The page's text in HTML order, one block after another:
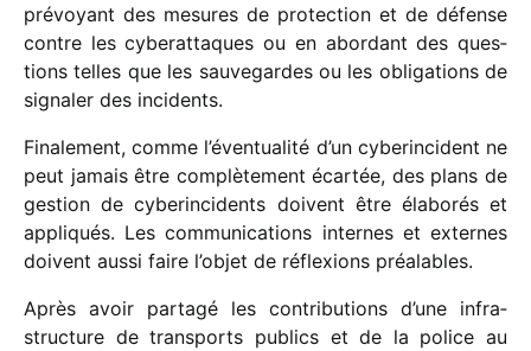
prévoyant des mesures de protec­tion et de défense
contre les cybe­rat­taques ou en abor­dant des ques­
tions telles que les sauve­gardes ou les obli­ga­tions de
signa­ler des incidents.
Finalement, comme l’éventualité d’un cybe­rin­ci­dent ne
peut jamais être complè­te­ment écar­tée, des plans de
gestion de cybe­rin­ci­dents doivent être élabo­rés et
appli­qués. Les commu­ni­ca­tions internes et externes
doivent aussi faire l’objet de réflexions préalables.
Après avoir partagé les contri­bu­tions d’une infra­
struc­ture de trans­ports publics et de la police au